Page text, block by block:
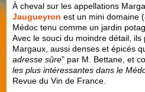
À cheval sur les appellations
Jaugueyron est un mini domaine
Médoc tenu comme un jardin
Avec le souci du moindre détail, ils
Margaux, aussi denses et épicés
adresse sûre" par M. Bettane, et
les plus intéressantes dans le
Revue du Vin de France.